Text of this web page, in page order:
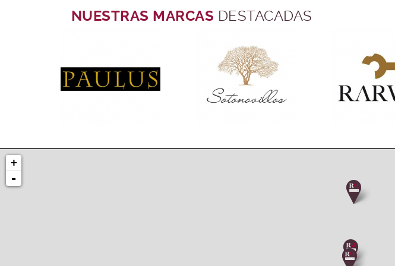
Cajas por base (manto):
NUESTRAS MARCAS DESTACADAS
+
-